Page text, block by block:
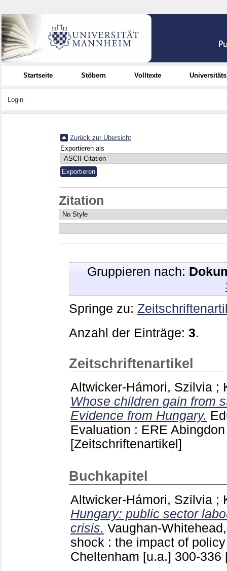
Startseite Stöbern Volltexte
Login
Zurück zur Übersicht
Exportieren als
Zitation
Gruppieren nach:
Springe zu:
Anzahl der Einträge: 3.
Zeitschriftenartikel
Altwicker-Hámori, Szilvia ;
Whose children gain from
Evidence from Hungary.
Evaluation : ERE
[Zeitschriftenartikel]
Buchkapitel
Altwicker-Hámori, Szilvia ;
Hungary: public sector
crisis. Vaughan-
shock : the impact of
Cheltenham [u.a.] 300-336